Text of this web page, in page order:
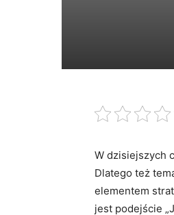
W dzisiejszych
Dlatego też
elementem⁤
jest podejście